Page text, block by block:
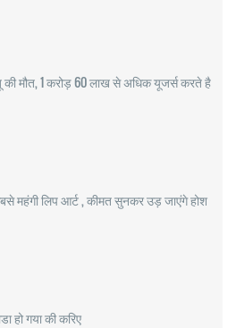
की मौत, 1 करोड़ 60 लाख से अधिक यूजर्स करते है
महंगी लिप आर्ट , कीमत सुनकर उड़ जाएंगे होश
हो गया की करिए